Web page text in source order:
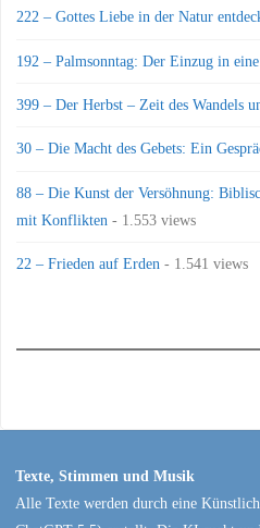
222 – Gottes Liebe in der Natur
192 – Palmsonntag: Der Einzug in
399 – Der Herbst – Zeit des Wandels
30 – Die Macht des Gebets: Ein
88 – Die Kunst der Versöhnung:
mit Konflikten - 1.553 views
22 – Frieden auf Erden - 1.541 views
Texte, Stimmen und Musik
Alle Texte werden durch eine